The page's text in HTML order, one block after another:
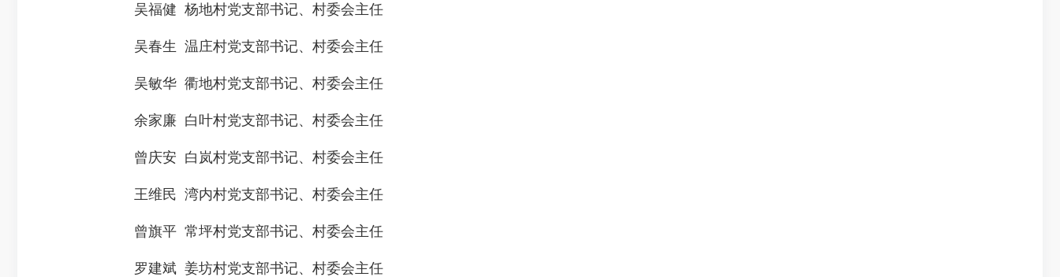
吴福健 杨地村党支部书记、村委会主任
吴春生 温庄村党支部书记、村委会主任
吴敏华 衢地村党支部书记、村委会主任
余家廉 白叶村党支部书记、村委会主任
曾庆安 白岚村党支部书记、村委会主任
王维民 湾内村党支部书记、村委会主任
曾旗平 常坪村党支部书记、村委会主任
罗建斌 姜坊村党支部书记、村委会主任